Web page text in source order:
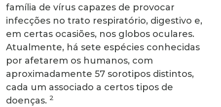
família de vírus capazes de provocar
infecções no trato respiratório, digestivo e,
em certas ocasiões, nos globos oculares.
Atualmente, há sete espécies conhecidas
por afetarem os humanos, com
aproximadamente 57 sorotipos distintos,
cada um associado a certos tipos de
doenças. 2